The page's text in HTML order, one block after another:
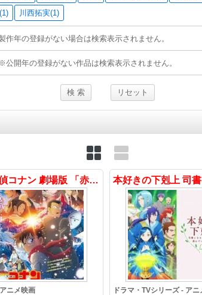
川西拓実(1)
作年の登録がない場合は検索表示されません。
※公開年の登録がない作品は検索表示されません。
名探偵コナン 劇場版 「赤眼のフラッシュバック」
ニメ映画
ドラマ・TVシリーズ - ア